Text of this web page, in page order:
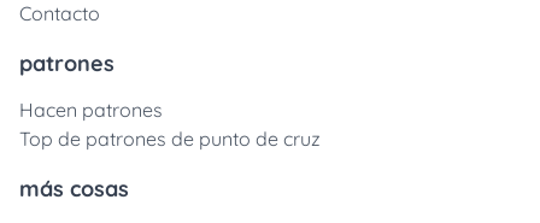
Contacto
patrones
Hacen patrones
Top de patrones de punto de cruz
más cosas